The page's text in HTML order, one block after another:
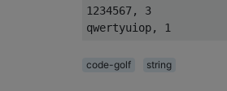
1234567, 3
code-golf
string